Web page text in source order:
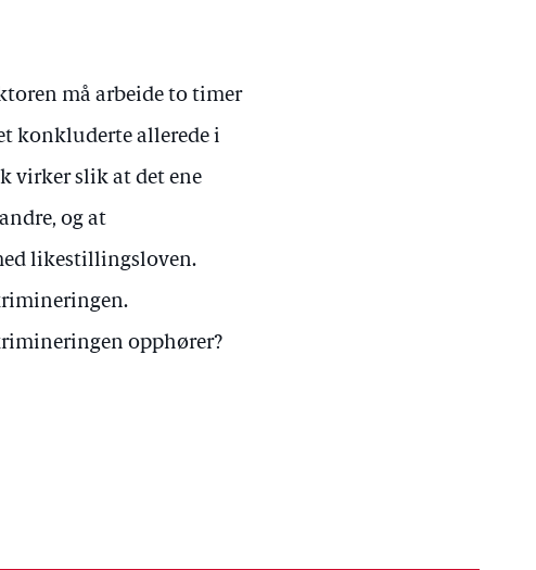
må arbeide to timer
konkluderte allerede i
virker slik at det ene
og at
likestillingsloven.
opphører?